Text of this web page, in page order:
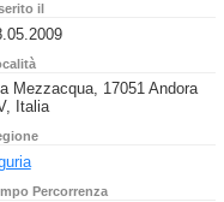
il
Mezzacqua, 17051 Andora
Italia
Percorrenza